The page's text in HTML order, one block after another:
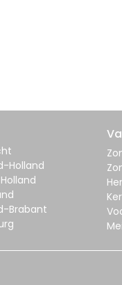
Holland
Brabant